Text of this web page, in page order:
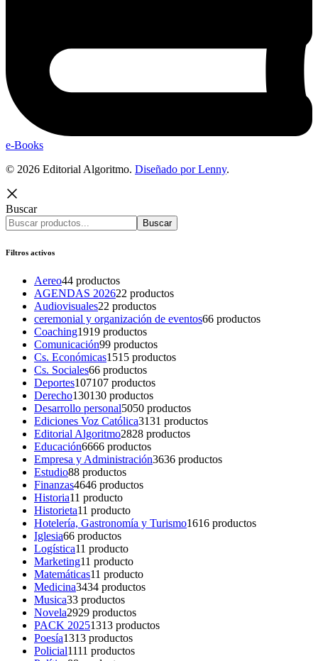
e-Books
© 2026 Editorial Algoritmo. Diseñado por Lenny.
Buscar
Buscar
Filtros activos
Aereo44 productos
AGENDAS 202622 productos
Audiovisuales22 productos
ceremonial y organización de eventos66 productos
Coaching1919 productos
Comunicación99 productos
Cs. Económicas1515 productos
Cs. Sociales66 productos
Deportes107107 productos
Derecho130130 productos
Desarrollo personal5050 productos
Ediciones Voz Católica3131 productos
Editorial Algoritmo2828 productos
Educación6666 productos
Empresa y Administración3636 productos
Estudio88 productos
Finanzas4646 productos
Historia11 producto
Historieta11 producto
Hotelería, Gastronomía y Turismo1616 productos
Iglesia66 productos
Logística11 producto
Marketing11 producto
Matemáticas11 producto
Medicina3434 productos
Musica33 productos
Novela2929 productos
PACK 20251313 productos
Poesía1313 productos
Policial1111 productos